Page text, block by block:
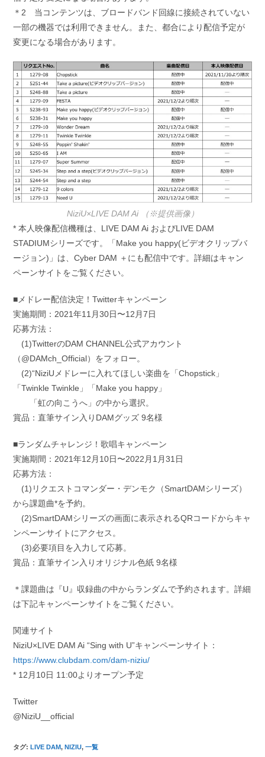
＊2 当コンテンツは、ブロードバンド回線に接続されていない
一部の機器では利用できません。また、都合により配信予定が
変更になる場合があります。
NiziU×LIVE DAM Ai （※提供画像）
* 本人映像配信機種は、LIVE DAM Ai およびLIVE DAM
STADIUMシリーズです。「Make you happy(ビデオクリップバ
ージョン)」は、Cyber DAM ＋にも配信中です。詳細はキャン
ペーンサイトをご覧ください。
■メドレー配信決定！Twitterキャンペーン
実施期間：2021年11月30日〜12月7日
応募方法：
(1)TwitterのDAM CHANNEL公式アカウント
（@DAMch_Official）をフォロー。
(2)“NiziUメドレーに入れてほしい楽曲を「Chopstick」
「Twinkle Twinkle」「Make you happy」
「虹の向こうへ」の中から選択。
賞品：直筆サイン入りDAMグッズ 9名様
■ランダムチャレンジ！歌唱キャンペーン
実施期間：2021年12月10日〜2022月1月31日
応募方法：
(1)リクエストコマンダー・デンモク（SmartDAMシリーズ）
から課題曲*を予約。
(2)SmartDAMシリーズの画面に表示されるQRコードからキャ
ンペーンサイトにアクセス。
(3)必要項目を入力して応募。
賞品：直筆サイン入りオリジナル色紙 9名様
＊課題曲は『U』収録曲の中からランダムで予約されます。詳細
は下記キャンペーンサイトをご覧ください。
関連サイト
NiziU×LIVE DAM Ai “Sing with U”キャンペーンサイト：
https://www.clubdam.com/dam-niziu/
* 12月10日 11:00よりオープン予定
Twitter
@NiziU__official
タグ: LIVE DAM, NIZIU, 一覧